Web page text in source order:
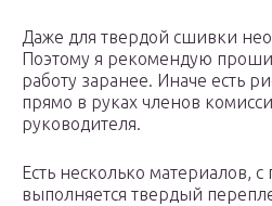
Даже для твердой сшивки
Поэтому я рекомендую
работу заранее. Иначе есть
прямо в руках членов
руководителя.
Есть несколько материалов,
выполняется твердый